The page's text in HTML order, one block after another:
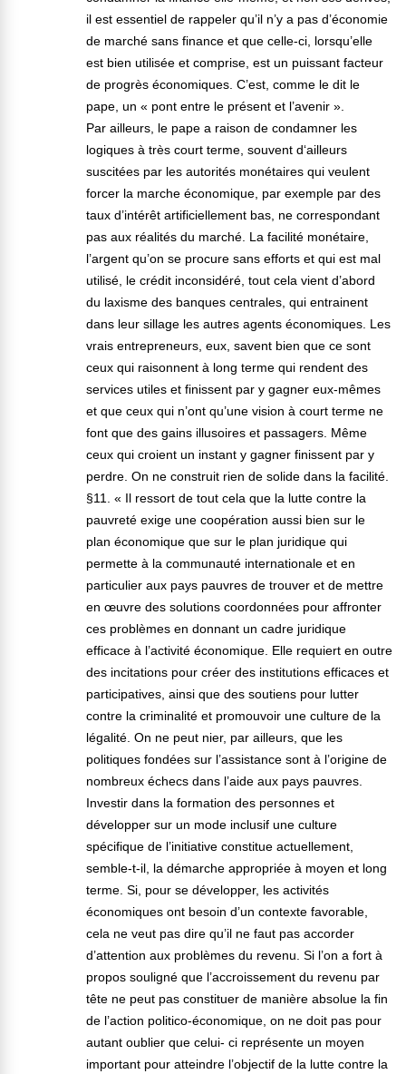
il est essentiel de rappeler qu’il n’y a pas d’économie
de marché sans finance et que celle-ci, lorsqu’elle
est bien utilisée et comprise, est un puissant facteur
de progrès économiques. C’est, comme le dit le
pape, un « pont entre le présent et l’avenir ».
Par ailleurs, le pape a raison de condamner les
logiques à très court terme, souvent d‘ailleurs
suscitées par les autorités monétaires qui veulent
forcer la marche économique, par exemple par des
taux d’intérêt artificiellement bas, ne correspondant
pas aux réalités du marché. La facilité monétaire,
l’argent qu’on se procure sans efforts et qui est mal
utilisé, le crédit inconsidéré, tout cela vient d’abord
du laxisme des banques centrales, qui entrainent
dans leur sillage les autres agents économiques. Les
vrais entrepreneurs, eux, savent bien que ce sont
ceux qui raisonnent à long terme qui rendent des
services utiles et finissent par y gagner eux-mêmes
et que ceux qui n’ont qu’une vision à court terme ne
font que des gains illusoires et passagers. Même
ceux qui croient un instant y gagner finissent par y
perdre. On ne construit rien de solide dans la facilité.
§11. « Il ressort de tout cela que la lutte contre la
pauvreté exige une coopération aussi bien sur le
plan économique que sur le plan juridique qui
permette à la communauté internationale et en
particulier aux pays pauvres de trouver et de mettre
en œuvre des solutions coordonnées pour affronter
ces problèmes en donnant un cadre juridique
efficace à l’activité économique. Elle requiert en outre
des incitations pour créer des institutions efficaces et
participatives, ainsi que des soutiens pour lutter
contre la criminalité et promouvoir une culture de la
légalité. On ne peut nier, par ailleurs, que les
politiques fondées sur l’assistance sont à l’origine de
nombreux échecs dans l’aide aux pays pauvres.
Investir dans la formation des personnes et
développer sur un mode inclusif une culture
spécifique de l’initiative constitue actuellement,
semble-t-il, la démarche appropriée à moyen et long
terme. Si, pour se développer, les activités
économiques ont besoin d’un contexte favorable,
cela ne veut pas dire qu’il ne faut pas accorder
d’attention aux problèmes du revenu. Si l’on a fort à
propos souligné que l’accroissement du revenu par
tête ne peut pas constituer de manière absolue la fin
de l’action politico-économique, on ne doit pas pour
autant oublier que celui- ci représente un moyen
important pour atteindre l’objectif de la lutte contre la